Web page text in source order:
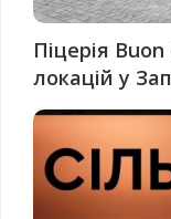
Піцерія
локацій у